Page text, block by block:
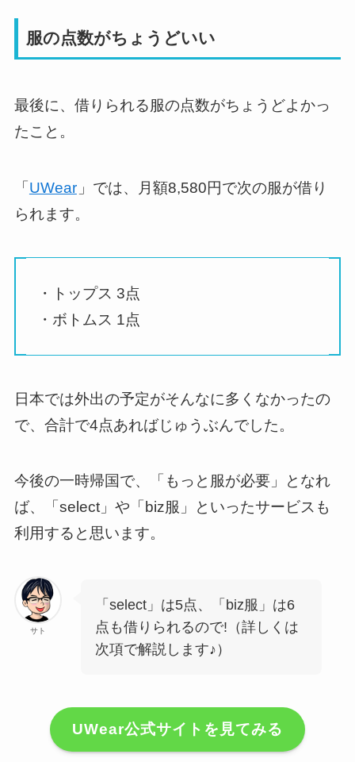
服の点数がちょうどいい
最後に、借りられる服の点数がちょうどよかっ
たこと。
「 UWear 」では、月額8,580円で次の服が借り
られます。
・トップス 3点
・ボトムス 1点
日本では外出の予定がそんなに多くなかったの
で、合計で4点あればじゅうぶんでした。
今後の一時帰国で、「もっと服が必要」となれ
ば、「select」や「biz服」といったサービスも
利用すると思います。
サト
「select」は5点、「biz服」は6
点も借りられるので!（詳しくは
次項で解説します♪）
UWear公式サイトを見てみる